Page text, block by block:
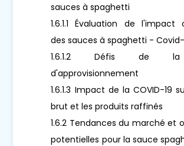
sauces à spaghetti
1.6.1.1 Évaluation de l'impact
des sauces à spaghetti - Covid-
1.6.1.2 Défis de la
d'approvisionnement
1.6.1.3 Impact de la COVID-19
brut et les produits raffinés
1.6.2 Tendances du marché et
potentielles pour la sauce